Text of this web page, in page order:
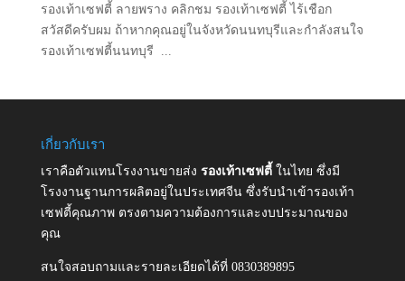
รองเท้าเซฟตี้ ลายพราง คลิกชม รองเท้าเซฟตี้ ไร้เชือก
สวัสดีครับผม ถ้าหากคุณอยู่ในจังหวัดนนทบุรีและกำลังสนใจ
รองเท้าเซฟตี้นนทบุรี ...
เกี่ยวกับเรา
เราคือตัวแทนโรงงานขายส่ง รองเท้าเซฟตี้ ในไทย ซึ่งมี
โรงงานฐานการผลิตอยู่ในประเทศจีน ซึ่งรับนำเข้ารองเท้า
เซฟตี้คุณภาพ ตรงตามความต้องการและงบประมาณของ
คุณ
สนใจสอบถามและรายละเอียดได้ที่ 0830389895